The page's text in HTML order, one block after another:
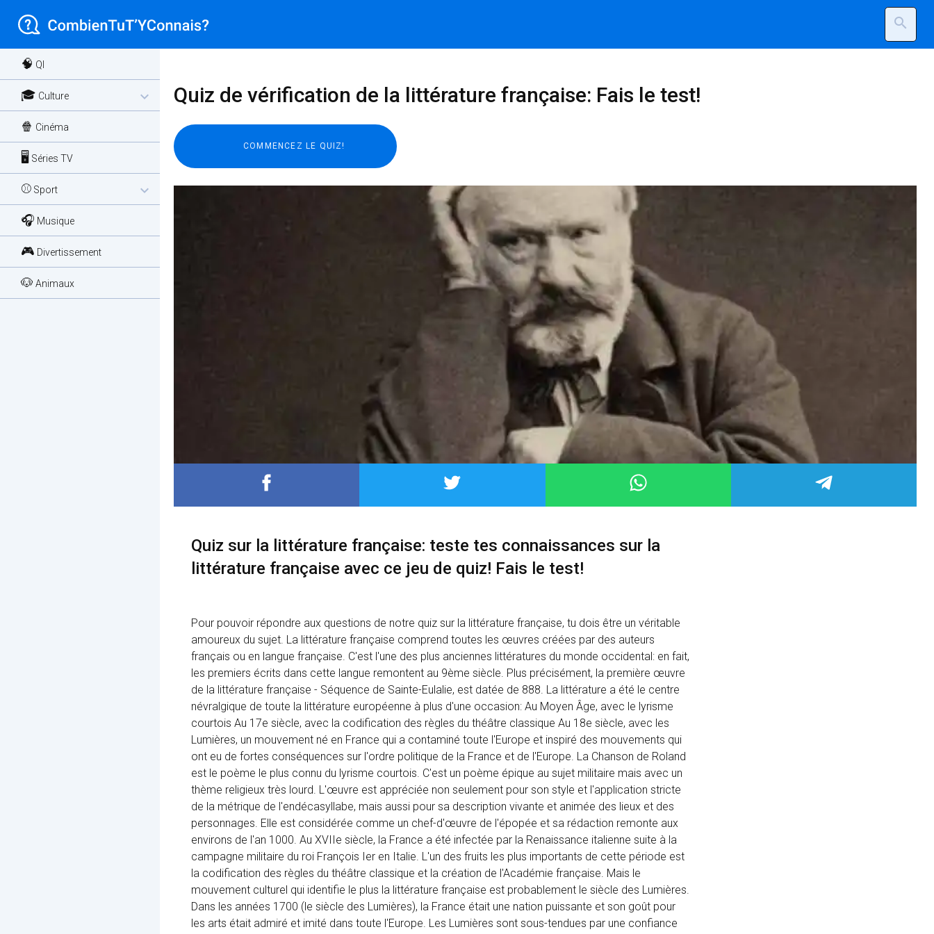
search
🧠 QI
🎓 Culture expand_more
🍿 Cinéma
🖥️ Séries TV
⚾ Sport expand_more
🎧 Musique
🎮 Divertissement
🐶 Animaux
Quiz de vérification de la littérature française: Fais le test!
Quiz sur la littérature française: teste tes connaissances sur la
littérature française avec ce jeu de quiz! Fais le test!
Pour pouvoir répondre aux questions de notre quiz sur la littérature française, tu dois être un véritable
amoureux du sujet. La littérature française comprend toutes les œuvres créées par des auteurs
français ou en langue française. C'est l'une des plus anciennes littératures du monde occidental: en fait,
les premiers écrits dans cette langue remontent au 9ème siècle. Plus précisément, la première œuvre
de la littérature française - Séquence de Sainte-Eulalie, est datée de 888. La littérature a été le centre
névralgique de toute la littérature européenne à plus d'une occasion: Au Moyen Âge, avec le lyrisme
courtois Au 17e siècle, avec la codification des règles du théâtre classique Au 18e siècle, avec les
Lumières, un mouvement né en France qui a contaminé toute l'Europe et inspiré des mouvements qui
ont eu de fortes conséquences sur l'ordre politique de la France et de l'Europe. La Chanson de Roland
est le poème le plus connu du lyrisme courtois. C'est un poème épique au sujet militaire mais avec un
thème religieux très lourd. L'œuvre est appréciée non seulement pour son style et l'application stricte
de la métrique de l'endécasyllabe, mais aussi pour sa description vivante et animée des lieux et des
personnages. Elle est considérée comme un chef-d'œuvre de l'épopée et sa rédaction remonte aux
environs de l'an 1000. Au XVIIe siècle, la France a été infectée par la Renaissance italienne suite à la
campagne militaire du roi François Ier en Italie. L'un des fruits les plus importants de cette période est
la codification des règles du théâtre classique et la création de l'Académie française. Mais le
mouvement culturel qui identifie le plus la littérature française est probablement le siècle des Lumières.
Dans les années 1700 (le siècle des Lumières), la France était une nation puissante et son goût pour
les arts était admiré et imité dans toute l'Europe. Les Lumières sont sous-tendues par une confiance